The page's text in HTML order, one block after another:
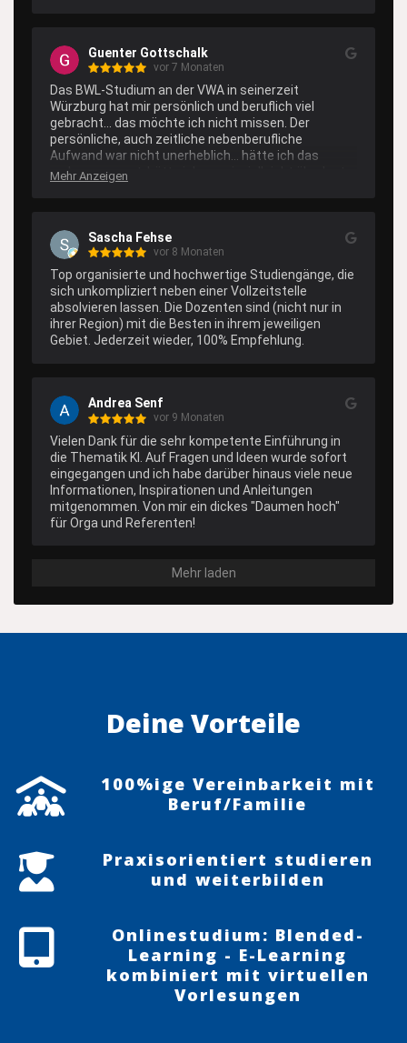
bedeutet.
Auf Seiten der Donau-Universität Krems erlebe ich
insbesondere Studiengangsbetreuerin Mag. Karin
Galli, Studiengangsleiterin Julia Juster, Dipl.-Ing. (FH),
MLS MBA, sowie die Organisationsassistinnen
Daniela Klein und Nina Staffenberger als äußerst
kompetente, zuverlässige und sehr schnelle
Ansprechpartnerinnen – präzise und klar in der
Struktur, reibungslosen Abläufen und persönlicher
Begleitung macht das duale Studium für mich seit
Beginn sehr angenehm, gut kombinierbar und
planbar.
Ein echtes Highlight waren außerdem die
exzellenten Dozentinnen und Dozenten vor Ort in
Regensburg in den Modulen meines Kerncurriculums
ich Prof. Dr. Bernd Scheed, Prof. Dr. Robert
Obermaier, Prof. Dr. Klaus Röder und Prof. Georg
Barfuß (und viele weitere). Ich habe aus allen
Modulen konkrete Impulse und Werkzeuge
mitgenommen, die ich direkt in meinem beruflichen
Alltag anwenden konnte.
In Summe erlebe ich ein seit Jahren hochwertiges,
professionell organisiertes und akademisch
vereinbaren lässt. Klare 5 Sterne und eine
wir uns einmal wieder hören oder sehen – und sende
Guenter Gottschalk
vor 7 Monaten
Das BWL-Studium an der VWA in seinerzeit
Würzburg hat mir persönlich und beruflich viel
gebracht… das möchte ich nicht missen. Der
persönliche, auch zeitliche nebenberufliche
Aufwand war nicht unerheblich… hätte ich das
vorher gewusst, hätte ich es mir vielleicht überlegt…
Mehr Anzeigen
Sascha Fehse
vor 8 Monaten
Top organisierte und hochwertige Studiengänge, die
sich unkompliziert neben einer Vollzeitstelle
absolvieren lassen. Die Dozenten sind (nicht nur in
ihrer Region) mit die Besten in ihrem jeweiligen
Gebiet. Jederzeit wieder, 100% Empfehlung.
Andrea Senf
vor 9 Monaten
Vielen Dank für die sehr kompetente Einführung in
die Thematik KI. Auf Fragen und Ideen wurde sofort
eingegangen und ich habe darüber hinaus viele neue
Informationen, Inspirationen und Anleitungen
mitgenommen. Von mir ein dickes "Daumen hoch"
für Orga und Referenten!
Mehr laden
Deine Vorteile
100%ige Vereinbarkeit mit
Beruf/Familie
Praxisorientiert studieren
und weiterbilden
Onlinestudium: Blended-
Learning - E-Learning
kombiniert mit virtuellen
Vorlesungen